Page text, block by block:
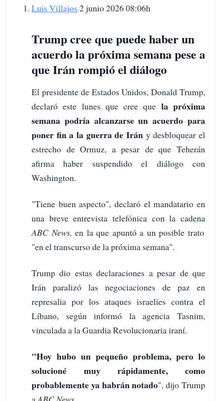
Luis Villajos 2 junio 2026 08:06h
Trump cree que puede haber un
acuerdo la próxima semana pese a
que Irán rompió el diálogo
El presidente de Estados Unidos, Donald Trump,
declaró este lunes que cree que la próxima
semana podría alcanzarse un acuerdo para
poner fin a la guerra de Irán y desbloquear el
estrecho de Ormuz, a pesar de que Teherán
afirma haber suspendido el diálogo con
Washington.
"Tiene buen aspecto", declaró el mandatario en
una breve entrevista telefónica con la cadena
ABC News, en la que apuntó a un posible trato
"en el transcurso de la próxima semana".
Trump dio estas declaraciones a pesar de que
Irán paralizó las negociaciones de paz en
represalia por los ataques israelíes contra el
Líbano, según informó la agencia Tasnim,
vinculada a la Guardia Revolucionaria iraní.
"Hoy hubo un pequeño problema, pero lo
solucioné muy rápidamente, como
probablemente ya habrán notado", dijo Trump